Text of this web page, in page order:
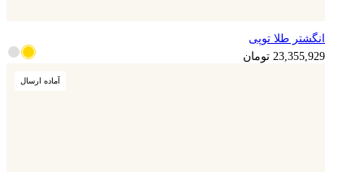
5,838,982 تومان
انگشتر طلا توپی
23,355,929 تومان
آماده ارسال